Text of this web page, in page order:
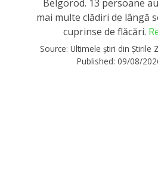
Belgorod. 13 persoane
mai multe clădiri de lângă
cuprinse de flăcări.
Source: Ultimele știri din Știrile
Published: 09/08/